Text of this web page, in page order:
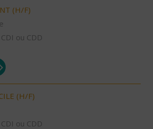
(H/F)
ou CDD
(H/F)
ou CDD